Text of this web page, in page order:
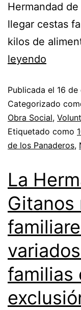
Hermandad
llegar cestas
kilos de
leyendo
Publicada el 16
Categorizado
Obra Social,
Etiquetado como
de los Panaderos,
La
Gitanos
familias